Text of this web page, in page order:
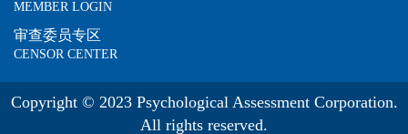
MEMBER LOGIN
审查委员专区
CENSOR CENTER
Copyright © 2023 Psychological Assessment Corporation.
All rights reserved.